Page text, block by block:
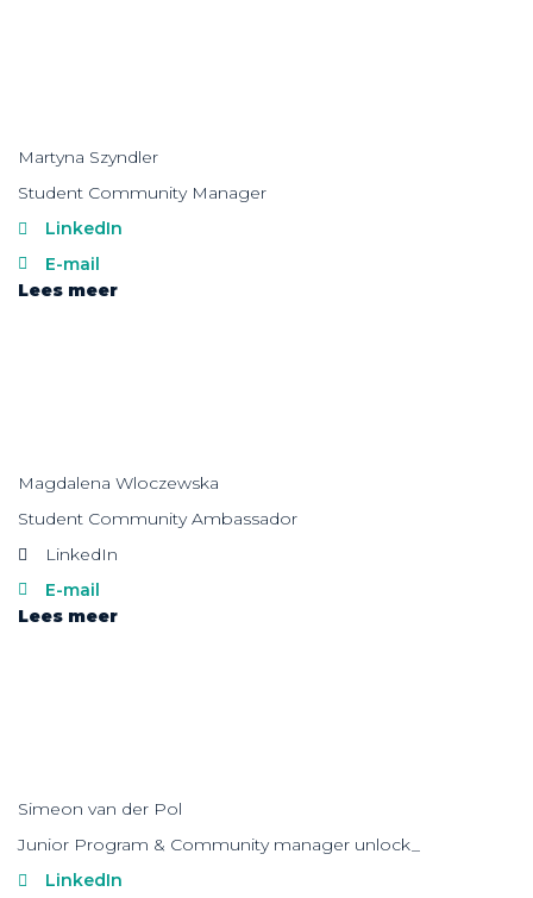
Martyna Szyndler
Student Community Manager
LinkedIn
E-mail
Lees meer
Magdalena Wloczewska
Student Community Ambassador
LinkedIn
E-mail
Lees meer
Simeon van der Pol
Junior Program & Community manager unlock_
LinkedIn